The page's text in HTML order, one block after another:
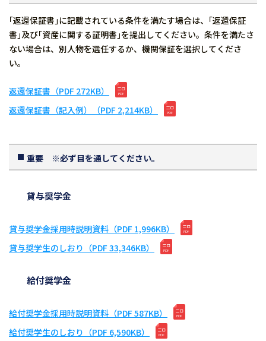
｢返還保証書｣に記載されている条件を満たす場合は、｢返還保証
書｣及び｢資産に関する証明書｣を提出してください。条件を満たさ
ない場合は、別人物を選任するか、機関保証を選択してくださ
い。
返還保証書（PDF 272KB）
返還保証書（記入例）（PDF 2,214KB）
重要 ※必ず目を通してください。
貸与奨学金
貸与奨学金採用時説明資料（PDF 1,996KB）
貸与奨学生のしおり（PDF 33,346KB）
給付奨学金
給付奨学金採用時説明資料（PDF 587KB）
給付奨学生のしおり（PDF 6,590KB）